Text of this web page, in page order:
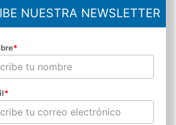
NUESTRA NEWSLETTER
*
*